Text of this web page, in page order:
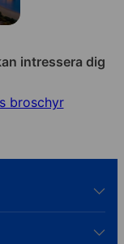
intressera dig
broschyr